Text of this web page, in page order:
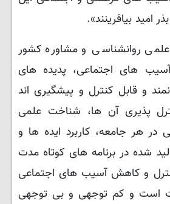
امید بیافرینند».
علمی روانشناسی و مشاوره کشور
‌های اجتماعی، پدیده‌ های
و قابل کنترل و پیشگیری ‌اند
‌پذیری آن ها، شناخت علمی
هر جامعه، کاربرد ایده‌ ها و
شده در برنامه ‌های کوتاه مدت
و کاهش آسیب ‌های اجتماعی
است و کم توجهی و بی توجهی